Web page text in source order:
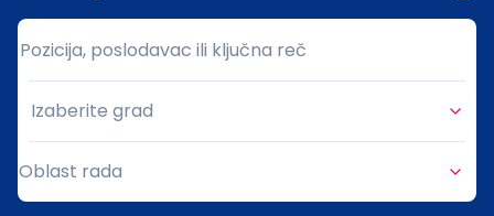
Pozicija, poslodavac ili ključna reč
Pozicija, poslodavac ili ključna reč
Grad
Izaberite grad
Oblast rada